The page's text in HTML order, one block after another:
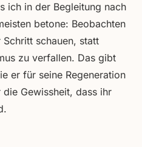
ich in der Begleitung nach
betone: Beobachten
schauen, statt
zu verfallen. Das gibt
er für seine Regeneration
Gewissheit, dass ihr